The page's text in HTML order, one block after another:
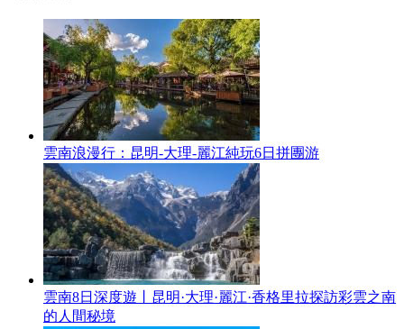
雲南浪漫行：昆明-大理-麗江純玩6日拼團游
雲南8日深度遊丨昆明·大理·麗江·香格里拉探訪彩雲之南
的人間秘境